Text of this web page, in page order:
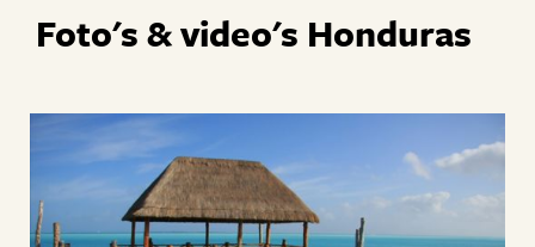
Foto's & video's Honduras